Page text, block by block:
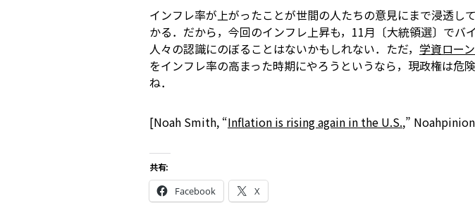
インフレ率が上がったことが世間の人たちの意見にまで浸透し
かる．だから，今回のインフレ上昇も，11月〔大統領選〕でバ
人々の認識にのぼることはないかもしれない．ただ， 学資ロー
をインフレ率の高まった時期にやろうというなら，現政権は危
ね．
[Noah Smith, “Inflation is rising again in the U.S.,”
共有:
Facebook X